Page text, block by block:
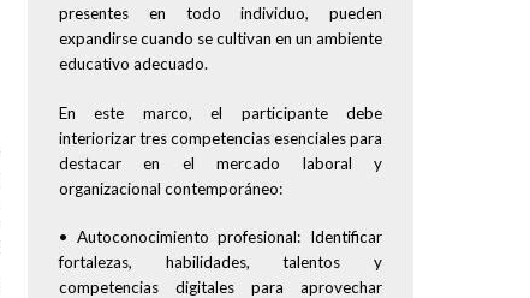
presentes en todo individuo, pueden
expandirse cuando se cultivan en un ambiente
educativo adecuado.
En este marco, el participante debe
interiorizar tres competencias esenciales para
destacar en el mercado laboral y
organizacional contemporáneo:
• Autoconocimiento profesional: Identificar
fortalezas, habilidades, talentos y
competencias digitales para aprovechar